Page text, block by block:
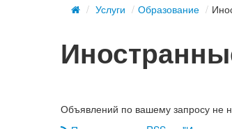
/ Услуги / Образование /
Объявлений по вашему запросу не